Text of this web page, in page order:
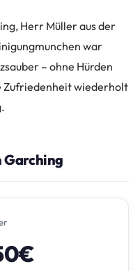
Herr Müller aus der
war
– ohne Hürden
Zufriedenheit wiederholt
Garching